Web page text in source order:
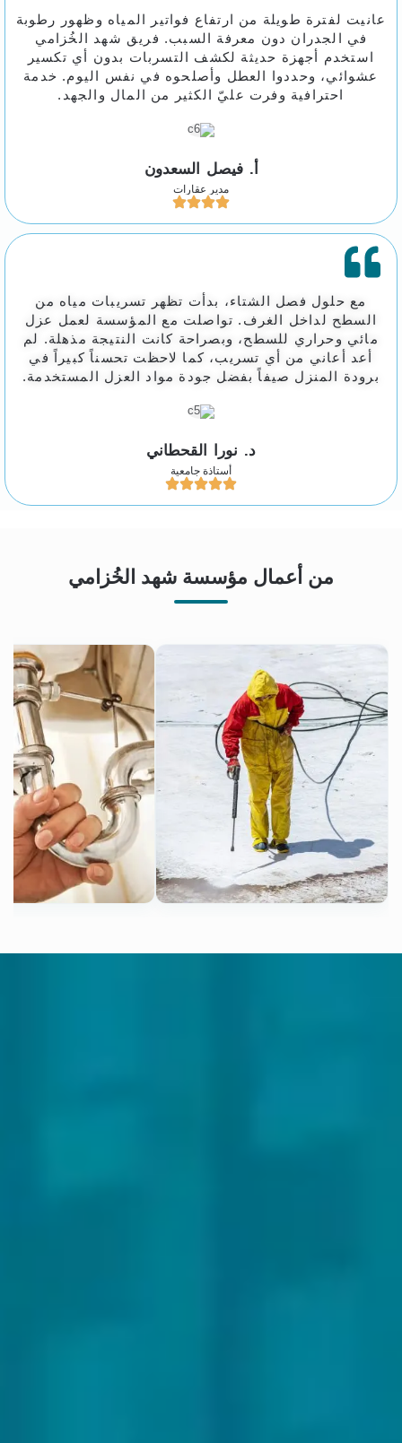
عانيت لفترة طويلة من ارتفاع فواتير المياه وظهور رطوبة
في الجدران دون معرفة السبب. فريق شهد الخُزامي
استخدم أجهزة حديثة لكشف التسربات بدون أي تكسير
عشوائي، وحددوا العطل وأصلحوه في نفس اليوم. خدمة
احترافية وفرت عليّ الكثير من المال والجهد.
أ. فيصل السعدون
مدير عقارات
مع حلول فصل الشتاء، بدأت تظهر تسريبات مياه من
السطح لداخل الغرف. تواصلت مع المؤسسة لعمل عزل
مائي وحراري للسطح، وبصراحة كانت النتيجة مذهلة. لم
أعد أعاني من أي تسريب، كما لاحظت تحسناً كبيراً في
برودة المنزل صيفاً بفضل جودة مواد العزل المستخدمة.
د. نورا القحطاني
أستاذة جامعية
من أعمال مؤسسة شهد الخُزامي